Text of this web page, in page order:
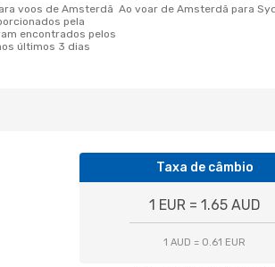
pela
encontrados pelos
últimos 3 dias
Ao voar de Amsterdã para
Taxa de câmbio
1 EUR = 1.65 AUD
1 AUD = 0.61 EUR